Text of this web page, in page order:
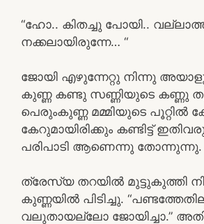
“ഹോ.. കിതച്ചു പോയി..
നക്കലായിരുന്നേ… “
ജോയി എഴുന്നേറ്റു നിന്നു
കുണ്ണ കണ്ടു സണ്ണിയുടെ കണ്ണു
പെരുംകുണ്ണ മമ്മിയുടെ പൂറ്റിൽ
കേറുമായിരിക്കും കണ്ടിട്ട്
പരിപാടി ആണെന്നു തോന്നുന്നു.
ത്രേസ്യ തറയിൽ മുട്ടുകുത്തി
കുണ്ണയിൽ പിടിച്ചു.
വലുതായല്ലോ ജോയിച്ചാ.”